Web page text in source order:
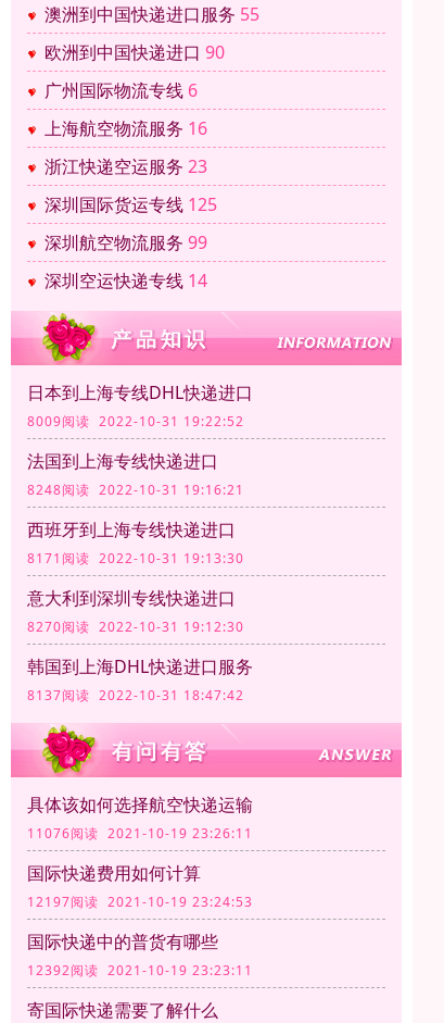
澳洲到中国快递进口服务 55
欧洲到中国快递进口 90
广州国际物流专线 6
上海航空物流服务 16
浙江快递空运服务 23
深圳国际货运专线 125
深圳航空物流服务 99
深圳空运快递专线 14
日本到上海专线DHL快递进口
8009阅读 2022-10-31 19:22:52
法国到上海专线快递进口
8248阅读 2022-10-31 19:16:21
西班牙到上海专线快递进口
8171阅读 2022-10-31 19:13:30
意大利到深圳专线快递进口
8270阅读 2022-10-31 19:12:30
韩国到上海DHL快递进口服务
8137阅读 2022-10-31 18:47:42
具体该如何选择航空快递运输
11076阅读 2021-10-19 23:26:11
国际快递费用如何计算
12197阅读 2021-10-19 23:24:53
国际快递中的普货有哪些
12392阅读 2021-10-19 23:23:11
寄国际快递需要了解什么